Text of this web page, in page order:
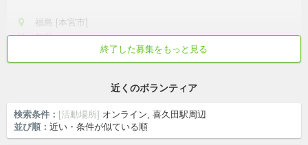
福島 [本宮市]
無料
社会人・学生(高, 大, 専)・シニア
終了した募集をもっと見る
近くのボランティア
検索条件： [活動場所] オンライン, 喜久田駅周辺
並び順： 近い・条件が似ている順